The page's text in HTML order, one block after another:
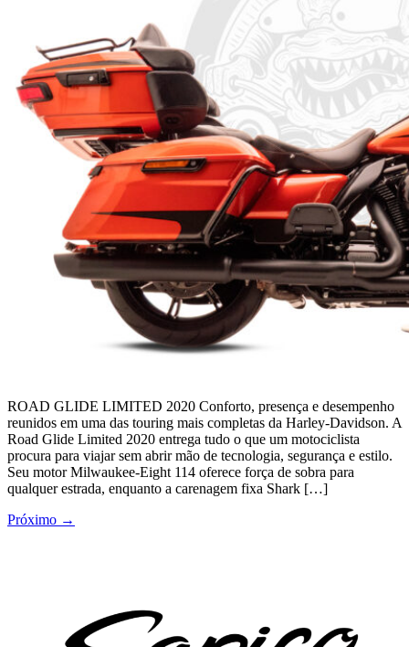
ROAD GLIDE LIMITED 2020 Conforto, presença e desempenho
reunidos em uma das touring mais completas da Harley-Davidson. A
Road Glide Limited 2020 entrega tudo o que um motociclista
procura para viajar sem abrir mão de tecnologia, segurança e estilo.
Seu motor Milwaukee-Eight 114 oferece força de sobra para
qualquer estrada, enquanto a carenagem fixa Shark […]
Próximo →